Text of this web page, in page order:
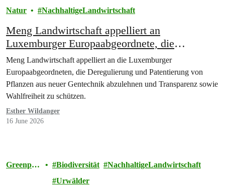
Natur NachhaltigeLandwirtschaft
Meng Landwirtschaft appelliert an
Luxemburger Europaabgeordnete, die
Deregulierung und Patentierung von Pflanzen
aus neuer Gentechnik zu stoppen
Meng Landwirtschaft appelliert an die Luxemburger
Europaabgeordneten, die Deregulierung und Patentierung von
Pflanzen aus neuer Gentechnik abzulehnen und Transparenz sowie
Wahlfreiheit zu schützen.
Esther Wildanger
16 June 2026
Greenpea
Biodiversität
NachhaltigeLandwirtschaft
Urwälder